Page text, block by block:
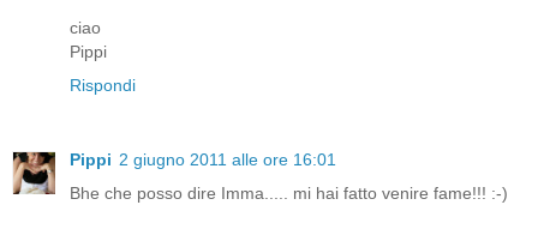
ciao
Pippi
Rispondi
Pippi 2 giugno 2011 alle ore 16:01
Bhe che posso dire Imma..... mi hai fatto venire fame!!! :-)